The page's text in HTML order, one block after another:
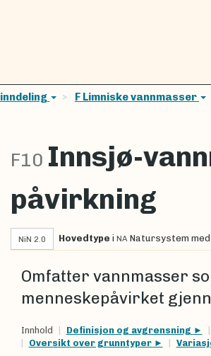
F Limniske vannmasser
F10 Innsjø-
påvirkning
NiN 2.0 Hovedtype i NA Natursystem med
Omfatter vannmasser
menneskepåvirket
Innhold Definisjon og avgrensning
Oversikt over grunntyper